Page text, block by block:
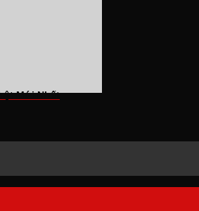
Mới Nhất